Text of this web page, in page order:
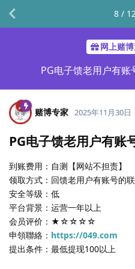
网上赌
PG电子馈老用户有
8 /
赌博专家 2025年11月30日
PG电子馈老用户有账
到账费用：自测【网站不担责】
领取方式：回馈老用户有账号的
安全等级：低
平台背景：运营一年以上
会员评价：★☆☆☆☆
申領聯絡： https://049.com
提出条件：最低提现100以上